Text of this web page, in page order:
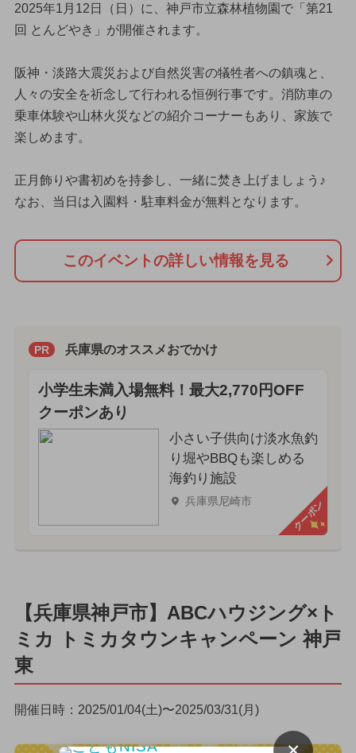
2025年1月12日（日）に、神戸市立森林植物園で「第21
回 とんどやき」が開催されます。
阪神・淡路大震災および自然災害の犠牲者への鎮魂と、
人々の安全を祈念して行われる恒例行事です。消防車の
乗車体験や山林火災などの紹介コーナーもあり、家族で
楽しめます。
正月飾りや書初めを持参し、一緒に焚き上げましょう♪
なお、当日は入園料・駐車料金が無料となります。
このイベントの詳しい情報を見る
PR 兵庫県のオススメおでかけ
小学生未満入場無料！最大2,770円OFF
クーポンあり
小さい子供向け淡水魚釣
り堀やBBQも楽しめる
海釣り施設
兵庫県尼崎市 クーポン
【兵庫県神戸市】ABCハウジング×ト
ミカ トミカタウンキャンペーン 神戸
東
開催日時：2025/01/04(土)〜2025/03/31(月)